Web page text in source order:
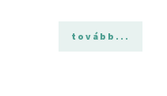
tovább...